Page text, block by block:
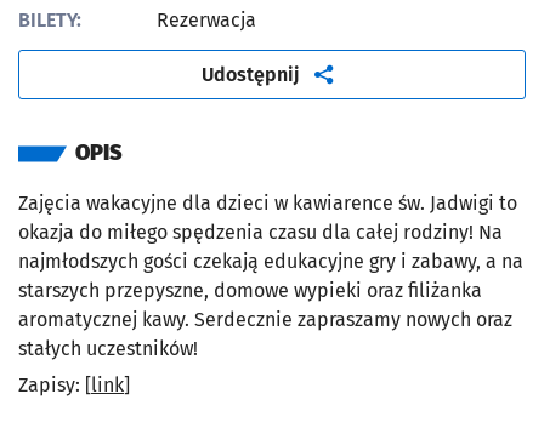
BILETY:
Rezerwacja
Udostępnij artykuł
OPIS
Zajęcia wakacyjne dla dzieci w kawiarence św. Jadwigi to
okazja do miłego spędzenia czasu dla całej rodziny! Na
najmłodszych gości czekają edukacyjne gry i zabawy, a na
starszych przepyszne, domowe wypieki oraz filiżanka
aromatycznej kawy. Serdecznie zapraszamy nowych oraz
stałych uczestników!
Zapisy: [link]